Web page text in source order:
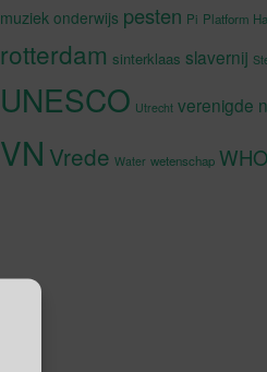
muziek onderwijs pesten Pi Platform
rotterdam sinterklaas slavernij
UNESCO Utrecht verenigde
VN Vrede Water wetenschap WHO